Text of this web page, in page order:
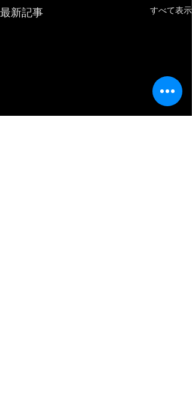
最新記事 すべて表示